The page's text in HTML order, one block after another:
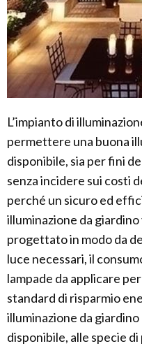
L’impianto di
permettere una buona
disponibile, sia per fini
senza incidere sui costi
perché un sicuro ed
illuminazione da
progettato in modo da
luce necessari, il
lampade da applicare
standard di risparmio
illuminazione da
disponibile, alle specie